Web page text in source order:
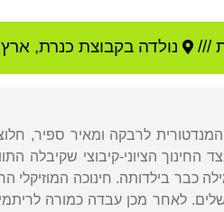
/// נולדה בקבוצת כנרת,
לרבקה ומאיר ספיר,
החינוך הציוני-קיבוצי
כבר בילדותה. חינוכה
לאחר מכן עבדה כמורה